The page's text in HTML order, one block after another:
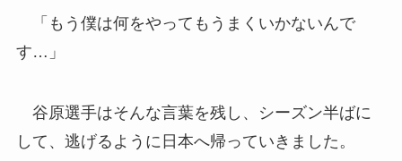
「もう僕は何をやってもうまくいかないんで
す…」
谷原選手はそんな言葉を残し、シーズン半ばに
して、逃げるように日本へ帰っていきました。